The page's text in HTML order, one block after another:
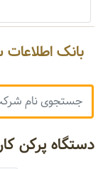
بانک اطلاعات
دستگاه پرکن